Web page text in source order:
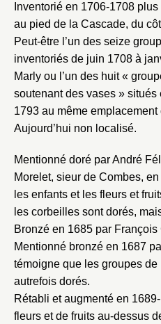
Inventorié en 1706-1708
au pied de la Cascade, du
Peut-être l’un des seize
inventoriés de juin 1708 à
Marly ou l’un des huit «
soutenant des vases »
1793 au même emplacement
Aujourd’hui non localisé.
Mentionné doré par André
Morelet, sieur de Combes,
les enfants et les fleurs et
les corbeilles sont dorés,
Bronzé en 1685 par François
Mentionné bronzé en 1687
témoigne que les groupes de
autrefois dorés.
Rétabli et augmenté en
fleurs et de fruits au-dessus